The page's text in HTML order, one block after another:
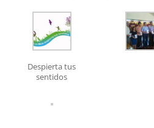
Despierta tus
sentidos